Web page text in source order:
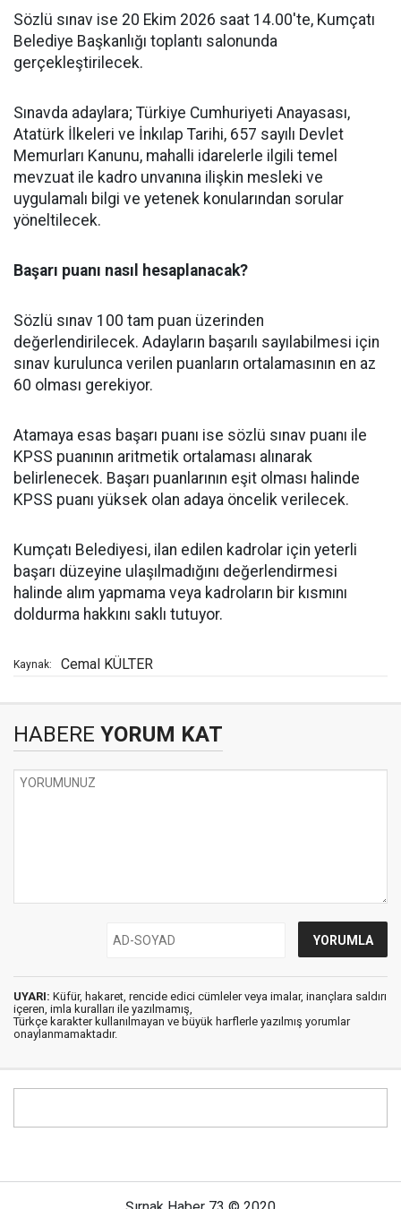
Sözlü sınav ise 20 Ekim 2026 saat 14.00'te, Kumçatı
Belediye Başkanlığı toplantı salonunda
gerçekleştirilecek.
Sınavda adaylara; Türkiye Cumhuriyeti Anayasası,
Atatürk İlkeleri ve İnkılap Tarihi, 657 sayılı Devlet
Memurları Kanunu, mahalli idarelerle ilgili temel
mevzuat ile kadro unvanına ilişkin mesleki ve
uygulamalı bilgi ve yetenek konularından sorular
yöneltilecek.
Başarı puanı nasıl hesaplanacak?
Sözlü sınav 100 tam puan üzerinden
değerlendirilecek. Adayların başarılı sayılabilmesi için
sınav kurulunca verilen puanların ortalamasının en az
60 olması gerekiyor.
Atamaya esas başarı puanı ise sözlü sınav puanı ile
KPSS puanının aritmetik ortalaması alınarak
belirlenecek. Başarı puanlarının eşit olması halinde
KPSS puanı yüksek olan adaya öncelik verilecek.
Kumçatı Belediyesi, ilan edilen kadrolar için yeterli
başarı düzeyine ulaşılmadığını değerlendirmesi
halinde alım yapmama veya kadroların bir kısmını
doldurma hakkını saklı tutuyor.
Kaynak: Cemal KÜLTER
HABERE YORUM KAT
UYARI: Küfür, hakaret, rencide edici cümleler veya imalar, inançlara saldırı
içeren, imla kuralları ile yazılmamış,
Türkçe karakter kullanılmayan ve büyük harflerle yazılmış yorumlar
onaylanmamaktadır.